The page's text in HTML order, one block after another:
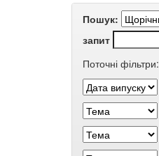
Пошук:
запит
Поточні фільтри: